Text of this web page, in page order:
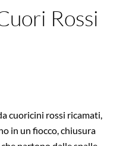
Rossi
cuoricini rossi ricamati,
in un fiocco, chiusura